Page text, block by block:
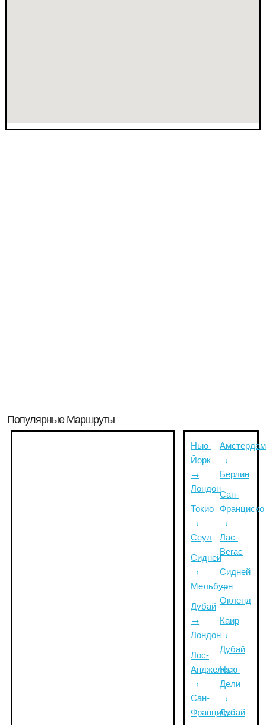
Популярные Маршруты
Нью-
Йорк
→
Лондон
Токио
→
Сеул
Сидней
→
Мельбурн
Дубай
→
Лондон
Лос-
Анджелес
→
Сан-
Франциско
Амстердам
→
Берлин
Сан-
Франциско
→
Лас-
Вегас
Сидней
→
Окленд
Каир
→
Дубай
Нью-
Дели
→
Дубай